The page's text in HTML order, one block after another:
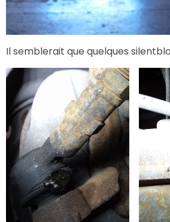
Il semblerait que quelques